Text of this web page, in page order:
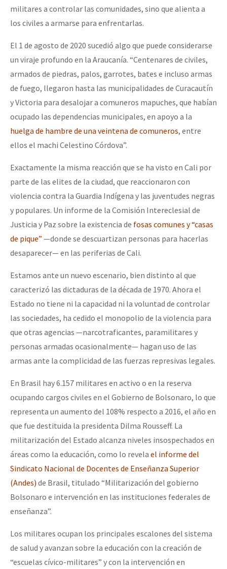
militares a controlar las comunidades, sino que alienta a
los civiles a armarse para enfrentarlas.
El 1 de agosto de 2020 sucedió algo que puede considerarse
un viraje profundo en la Araucanía. “Centenares de civiles,
armados de piedras, palos, garrotes, bates e incluso armas
de fuego, llegaron hasta las municipalidades de Curacautín
y Victoria para desalojar a comuneros mapuches, que habían
ocupado las dependencias municipales, en apoyo a la
huelga de hambre de una veintena de comuneros, entre
ellos el machi Celestino Córdova”.
Exactamente la misma reacción que se ha visto en Cali por
parte de las elites de la ciudad, que reaccionaron con
violencia contra la Guardia Indígena y las juventudes negras
y populares. Un informe de la Comisión Intereclesial de
Justicia y Paz sobre la existencia de fosas comunes y “casas
de pique” —donde se descuartizan personas para hacerlas
desaparecer— en las periferias de Cali.
Estamos ante un nuevo escenario, bien distinto al que
caracterizó las dictaduras de la década de 1970. Ahora el
Estado no tiene ni la capacidad ni la voluntad de controlar
las sociedades, ha cedido el monopolio de la violencia para
que otras agencias —narcotraficantes, paramilitares y
personas armadas ocasionalmente— hagan uso de las
armas ante la complicidad de las fuerzas represivas legales.
En Brasil hay 6.157 militares en activo o en la reserva
ocupando cargos civiles en el Gobierno de Bolsonaro, lo que
representa un aumento del 108% respecto a 2016, el año en
que fue destituida la presidenta Dilma Rousseff. La
militarización del Estado alcanza niveles insospechados en
áreas como la educación, como lo revela el informe del
Sindicato Nacional de Docentes de Enseñanza Superior
(Andes) de Brasil, titulado “Militarización del gobierno
Bolsonaro e intervención en las instituciones federales de
enseñanza”.
Los militares ocupan los principales escalones del sistema
de salud y avanzan sobre la educación con la creación de
“escuelas cívico-militares” y con la intervención en